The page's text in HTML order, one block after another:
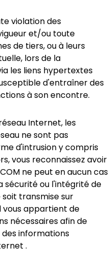
violation des
et/ou toute
de tiers, ou à leurs
lors de la
les liens hypertextes
d'entraîner des
à son encontre.
Internet, les
ne sont pas
d'intrusion y compris
vous reconnaissez avoir
ne peut en aucun cas
sécurité ou l'intégrité de
transmise sur
vous appartient de
nécessaires afin de
informations
.